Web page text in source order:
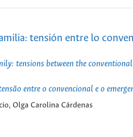
tensión entre lo
tensions between the
entre o convencional e o
Olga Carolina Cárdenas